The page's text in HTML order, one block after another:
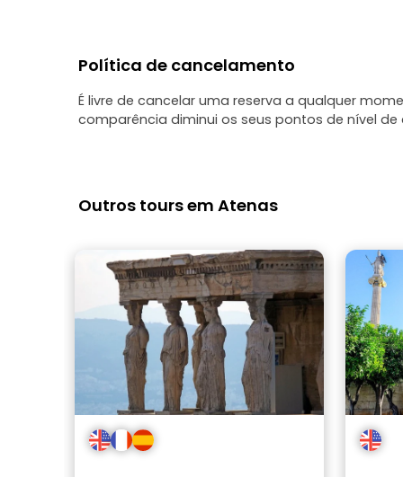
Política de cancelamento
É livre de cancelar uma reserva a qualquer
comparência diminui os seus pontos de nível
Outros tours em Atenas